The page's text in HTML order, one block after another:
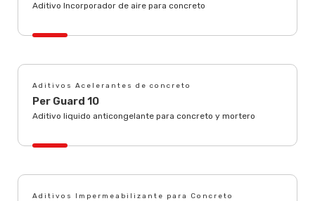
Aditivo Incorporador de aire para concreto
Aditivos Acelerantes de concreto
Per Guard 10
Aditivo liquido anticongelante para concreto y mortero
Aditivos Impermeabilizante para Concreto